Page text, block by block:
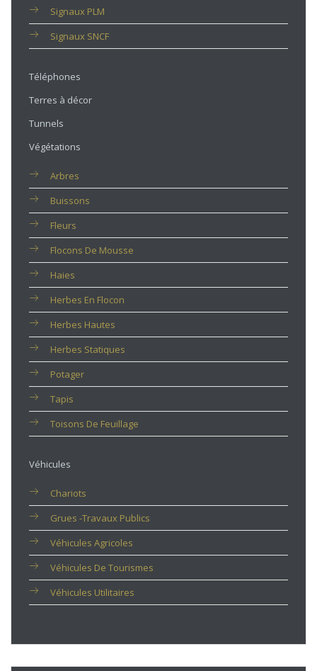
Signaux PLM
Signaux SNCF
Téléphones
Terres à décor
Tunnels
Végétations
Arbres
Buissons
Fleurs
Flocons De Mousse
Haies
Herbes En Flocon
Herbes Hautes
Herbes Statiques
Potager
Tapis
Toisons De Feuillage
Véhicules
Chariots
Grues -travaux Publics
Véhicules Agricoles
Véhicules De Tourismes
Véhicules Utilitaires